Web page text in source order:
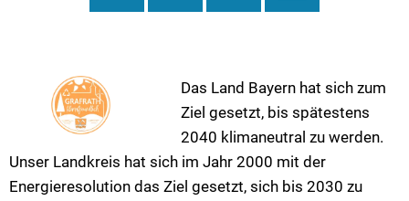
Das Land Bayern hat sich zum
Ziel gesetzt, bis spätestens
2040 klimaneutral zu werden.
Unser Landkreis hat sich im Jahr 2000 mit der
Energieresolution das Ziel gesetzt, sich bis 2030 zu